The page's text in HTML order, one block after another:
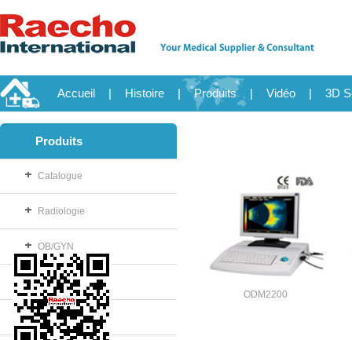
Accueil | Histoire | Produits | Vidéo | 3D
Produits
Catalogue
Radiologie
OB/GYN
Consommable
Salle d'opération
ODM2200